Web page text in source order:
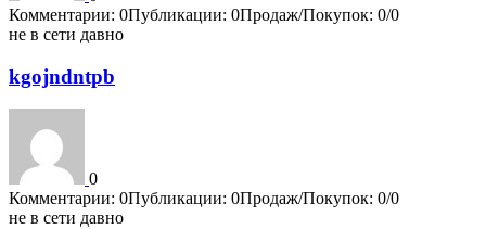
Комментарии: 0Публикации: 0Продаж/Покупок: 0/0
не в сети давно
kgojndntpb
0
Комментарии: 0Публикации: 0Продаж/Покупок: 0/0
не в сети давно